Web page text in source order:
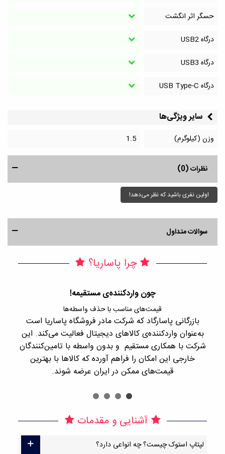
حسگر اثر انگشت
درگاه‌ USB2
درگاه‌ USB3
درگاه‌ USB Type-C
سایر ویژگی‌ها
وزن (کیلوگرم) 1.5
نظرات (0)
اولین نفری باشید که نظر می‌دهد!
سوالات متداول
چرا پاساریا؟
چون واردکننده‌ی مستقیمه!
قیمت‌های مناسب با حذف واسطه‌ها
بازرگانی پاسارگاد که شرکت مادر فروشگاه پاساریا است
به‌عنوان واردکننده‌ی کالاهای دیجیتال فعالیت می‌کند. این
شرکت با همکاری مستقیم و بدون واسطه با تامین‌کنندگان
خارجی این امکان را فراهم آورده که کالاها با بهترین
قیمت‌های ممکن در ایران عرضه شوند.
آشنایی و مقدمات
لپتاپ استوک چیست؟ چه انواعی دارد؟